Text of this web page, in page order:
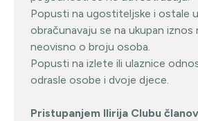
Popusti na ugostiteljske i ostale
obračunavaju se na ukupan iznos
neovisno o broju osoba.
Popusti na izlete ili ulaznice
odrasle osobe i dvoje djece.
Pristupanjem Ilirija Clubu